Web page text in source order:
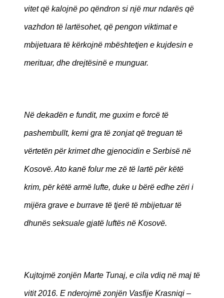
vitet që kalojnë po qëndron si një mur ndarës që
vazhdon të lartësohet, që pengon viktimat e
mbijetuara të kërkojnë mbështetjen e kujdesin e
merituar, dhe drejtësinë e munguar.
Në dekadën e fundit, me guxim e forcë të
pashembullt, kemi gra të zonjat që treguan të
vërtetën për krimet dhe gjenocidin e Serbisë në
Kosovë. Ato kanë folur me zë të lartë për këtë
krim, për këtë armë lufte, duke u bërë edhe zëri i
mijëra grave e burrave të tjerë të mbijetuar të
dhunës seksuale gjatë luftës në Kosovë.
Kujtojmë zonjën Marte Tunaj, e cila vdiq në maj të
vitit 2016. E nderojmë zonjën Vasfije Krasniqi –